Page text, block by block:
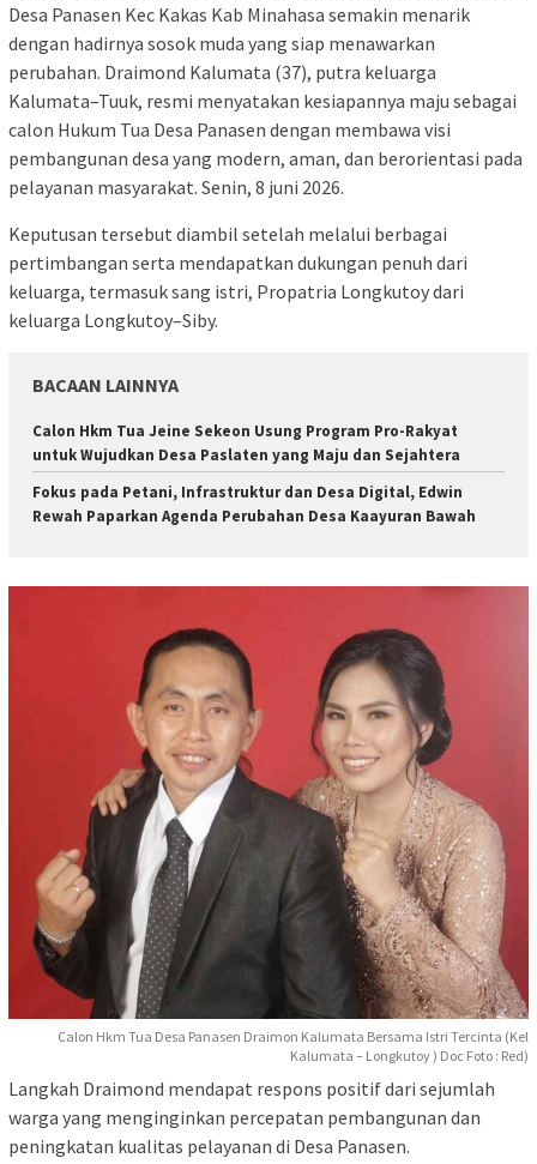
Desa Panasen Kec Kakas Kab Minahasa semakin menarik
dengan hadirnya sosok muda yang siap menawarkan
perubahan. Draimond Kalumata (37), putra keluarga
Kalumata–Tuuk, resmi menyatakan kesiapannya maju sebagai
calon Hukum Tua Desa Panasen dengan membawa visi
pembangunan desa yang modern, aman, dan berorientasi pada
pelayanan masyarakat. Senin, 8 juni 2026.
Keputusan tersebut diambil setelah melalui berbagai
pertimbangan serta mendapatkan dukungan penuh dari
keluarga, termasuk sang istri, Propatria Longkutoy dari
keluarga Longkutoy–Siby.
BACAAN LAINNYA
Calon Hkm Tua Jeine Sekeon Usung Program Pro-Rakyat
untuk Wujudkan Desa Paslaten yang Maju dan Sejahtera
Fokus pada Petani, Infrastruktur dan Desa Digital, Edwin
Rewah Paparkan Agenda Perubahan Desa Kaayuran Bawah
Calon Hkm Tua Desa Panasen Draimon Kalumata Bersama Istri Tercinta (Kel
Kalumata – Longkutoy ) Doc Foto : Red)
Langkah Draimond mendapat respons positif dari sejumlah
warga yang menginginkan percepatan pembangunan dan
peningkatan kualitas pelayanan di Desa Panasen.